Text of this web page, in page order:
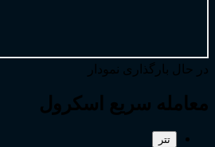
در حال بارگذاری نمودار
معامله سریع اسکرول
تتر